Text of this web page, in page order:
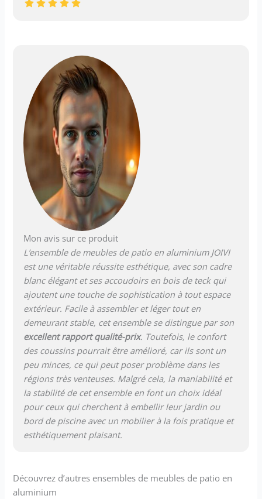
Mon avis sur ce produit
L’ensemble de meubles de patio en aluminium JOIVI
est une véritable réussite esthétique, avec son cadre
blanc élégant et ses accoudoirs en bois de teck qui
ajoutent une touche de sophistication à tout espace
extérieur. Facile à assembler et léger tout en
demeurant stable, cet ensemble se distingue par son
excellent rapport qualité-prix. Toutefois, le confort
des coussins pourrait être amélioré, car ils sont un
peu minces, ce qui peut poser problème dans les
régions très venteuses. Malgré cela, la maniabilité et
la stabilité de cet ensemble en font un choix idéal
pour ceux qui cherchent à embellir leur jardin ou
bord de piscine avec un mobilier à la fois pratique et
esthétiquement plaisant.
Découvrez d’autres ensembles de meubles de patio en
aluminium